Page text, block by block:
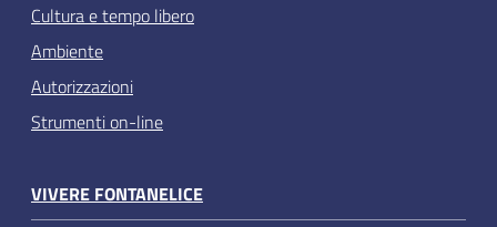
Cultura e tempo libero
Ambiente
Autorizzazioni
Strumenti on-line
VIVERE FONTANELICE